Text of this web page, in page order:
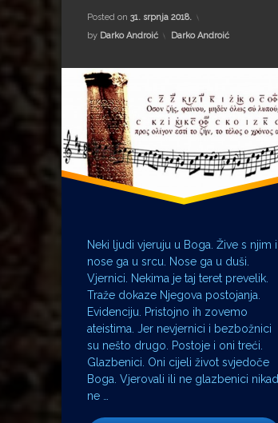
Posted on 31. srpnja 2018.
by Darko Androić Kategorije:
Darko Androić
Neki ljudi vjeruju u Boga. Žive s njim i
nose ga u srcu. Nose ga u duši.
Vjernici. Nekima je taj teret prevelik.
Traže dokaze Njegova postojanja.
Evidenciju. Pristojno ih zovemo
ateistima. Jer nevjernici i bezbožnici
su nešto drugo. Postoje i oni treći.
Glazbenici. Oni cijeli život svjedoče
Boga. Vjerovali ili ne glazbenici nikad
ne …
muzičari
Oliver Dragojević
skolion